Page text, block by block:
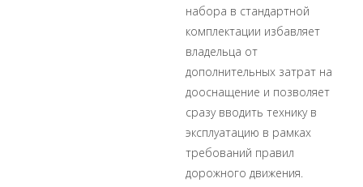
набора в стандартной
комплектации избавляет
владельца от
дополнительных затрат на
дооснащение и позволяет
сразу вводить технику в
эксплуатацию в рамках
требований правил
дорожного движения.